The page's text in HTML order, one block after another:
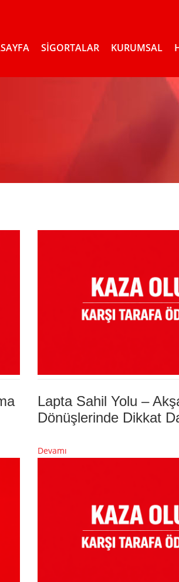
SİGORTALAR KURUMSAL
Lapta Sahil Yolu –
Dönüşlerinde Dikkat
Devamı